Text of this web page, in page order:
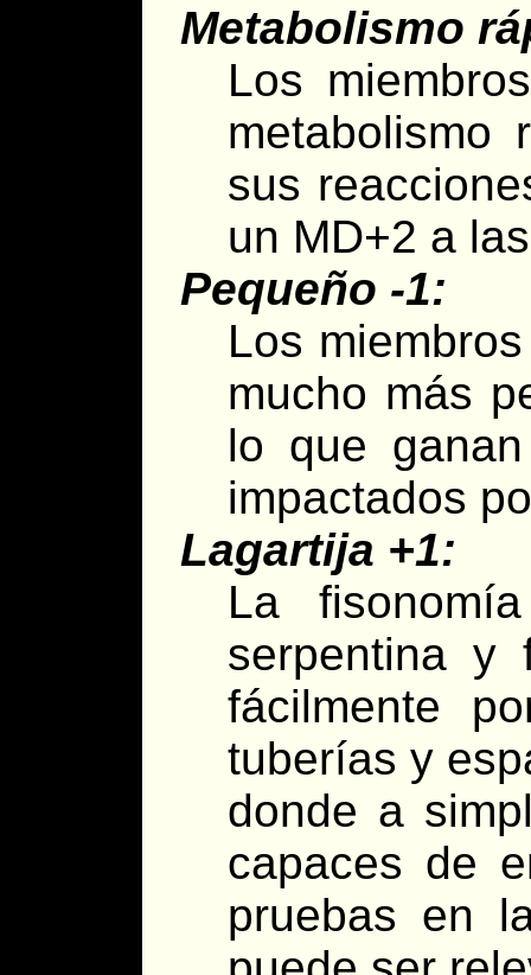
Metabolismo
Los
metabolismo
sus
un MD+2 a
Pequeño -1:
Los
mucho más
lo que
impactados
Lagartija +1:
La
serpentina y
fácilmente
tuberías y
donde a
capaces de
pruebas en